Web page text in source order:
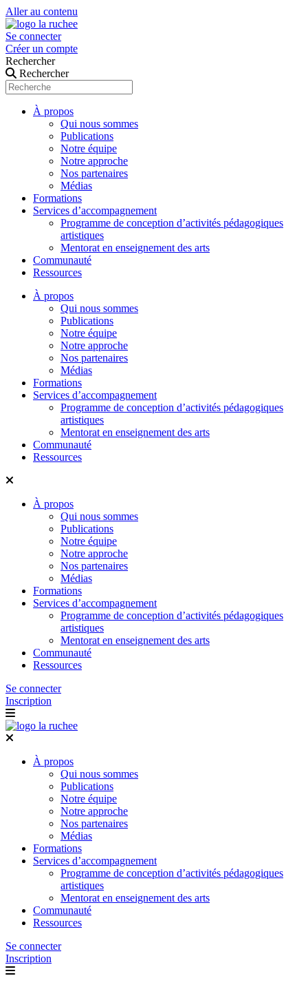
Aller au contenu
Se connecter
Créer un compte
Rechercher
Rechercher
À propos
Qui nous sommes
Publications
Notre équipe
Notre approche
Nos partenaires
Médias
Formations
Services d’accompagnement
Programme de conception d’activités pédagogiques
artistiques
Mentorat en enseignement des arts
Communauté
Ressources
À propos
Qui nous sommes
Publications
Notre équipe
Notre approche
Nos partenaires
Médias
Formations
Services d’accompagnement
Programme de conception d’activités pédagogiques
artistiques
Mentorat en enseignement des arts
Communauté
Ressources
À propos
Qui nous sommes
Publications
Notre équipe
Notre approche
Nos partenaires
Médias
Formations
Services d’accompagnement
Programme de conception d’activités pédagogiques
artistiques
Mentorat en enseignement des arts
Communauté
Ressources
Se connecter
Inscription
À propos
Qui nous sommes
Publications
Notre équipe
Notre approche
Nos partenaires
Médias
Formations
Services d’accompagnement
Programme de conception d’activités pédagogiques
artistiques
Mentorat en enseignement des arts
Communauté
Ressources
Se connecter
Inscription